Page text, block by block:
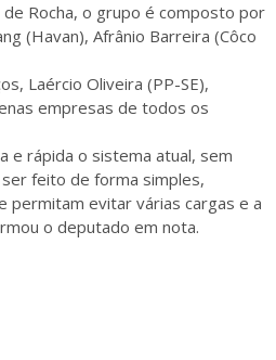
de Rocha, o grupo é composto por
(Havan), Afrânio Barreira (Côco
Laércio Oliveira (PP-SE),
empresas de todos os
e rápida o sistema atual, sem
feito de forma simples,
permitam evitar várias cargas e a
o deputado em nota.